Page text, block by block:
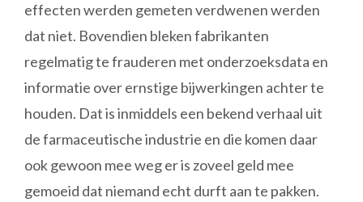
effecten werden gemeten verdwenen werden
dat niet. Bovendien bleken fabrikanten
regelmatig te frauderen met onderzoeksdata en
informatie over ernstige bijwerkingen achter te
houden. Dat is inmiddels een bekend verhaal uit
de farmaceutische industrie en die komen daar
ook gewoon mee weg er is zoveel geld mee
gemoeid dat niemand echt durft aan te pakken.